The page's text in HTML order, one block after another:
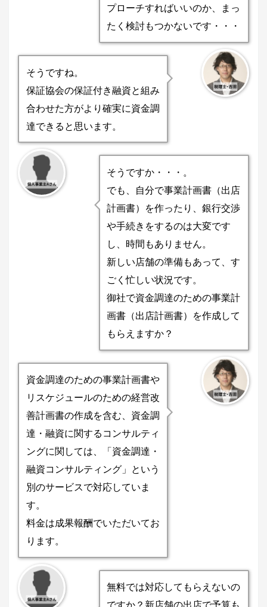
プローチすればいいのか、まっ
たく検討もつかないです・・・
そうですね。
保証協会の保証付き融資と組み
合わせた方がより確実に資金調
達できると思います。
そうですか・・・。
でも、自分で事業計画書（出店
計画書）を作ったり、銀行交渉
や手続きをするのは大変です
し、時間もありません。
新しい店舗の準備もあって、す
ごく忙しい状況です。
御社で資金調達のための事業計
画書（出店計画書）を作成して
もらえますか？
資金調達のための事業計画書や
リスケジュールのための経営改
善計画書の作成を含む、資金調
達・融資に関するコンサルティ
ングに関しては、「資金調達・
融資コンサルティング」という
別のサービスで対応していま
す。
料金は成果報酬でいただいてお
ります。
無料では対応してもらえないの